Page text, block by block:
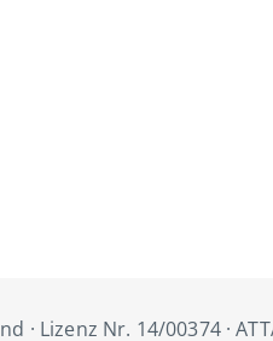
· Lizenz Nr. 14/00374 ·